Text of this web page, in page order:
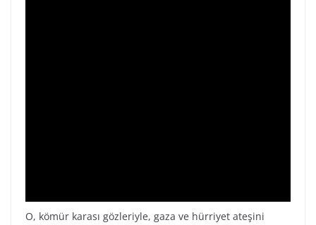
O, kömür karası gözleriyle, gaza ve hürriyet ateşini